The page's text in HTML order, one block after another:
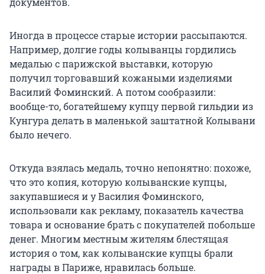
Иногда в процессе старые истории рассыпаются.
Например, долгие годы колыванцы гордились
медалью с парижской выставки, которую
получил торговавший кожаными изделиями
Василий Фоминский. А потом сообразили:
вообще-то, богатейшему купцу первой гильдии из
Кунгура делать в маленькой заштатной Колывани
было нечего.
Откуда взялась медаль, точно непонятно: похоже,
что это копия, которую колыванские купцы,
закупавшиеся и у Василия Фоминского,
использовали как рекламу, показатель качества
товара и основание брать с покупателей побольше
денег. Многим местным жителям блестящая
история о том, как колыванские купцы брали
награды в Париже, нравилась больше.